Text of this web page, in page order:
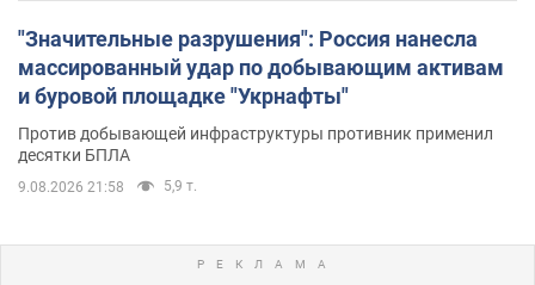
"Значительные разрушения": Россия нанесла
массированный удар по добывающим активам
и буровой площадке "Укрнафты"
Против добывающей инфраструктуры противник применил
десятки БПЛА
9.08.2026 21:58 5,9 т.